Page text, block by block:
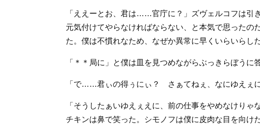
「ええーとお、君は……官庁に？」ズヴェルコフは引
元気付けてやらなければならない、と本気で思ったの
た。僕は不慣れなため、なぜか異常に早くいらいらし
「＊＊局に」と僕は皿を見つめながらぶっきらぼうに
「で……君ぃの得ぅにぃ？ さぁてねぇ、なにゆえぇ
「そうしたぁいゆえぇえに、前の仕事をやめなけり
チキンは鼻で笑った。シモノフは僕に皮肉な目を向け